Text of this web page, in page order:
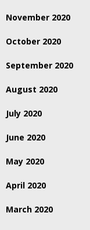
November 2020
October 2020
September 2020
August 2020
July 2020
June 2020
May 2020
April 2020
March 2020